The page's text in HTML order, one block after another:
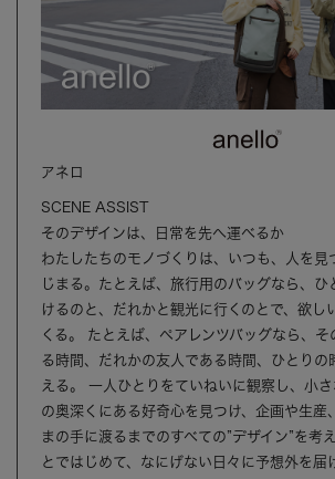
アネロ
SCENE ASSIST
そのデザインは、日常を先へ運べるか
わたしたちのモノづくりは、いつも、人を見
じまる。たとえば、旅行用のバッグなら、ひ
けるのと、だれかと観光に行くのとで、欲し
くる。 たとえば、ペアレンツバッグなら、
る時間、だれかの友人である時間、ひとりの
える。 一人ひとりをていねいに観察し、小
の奥深くにある好奇心を見つけ、企画や生産
まの手に渡るまでのすべての”デザイン”を考
とではじめて、なにげない日々に予想外を届